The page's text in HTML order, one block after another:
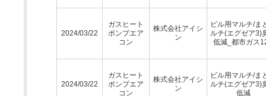
2024/03/22
ガスヒート
ポンプエア
コン
株式会社アイシ
ン
ビル用マルチ/ま
ルチ(エグゼア3)
低減_都市ガス
2024/03/22
ガスヒート
ポンプエア
コン
株式会社アイシ
ン
ビル用マルチ/ま
ルチ(エグゼア3)
低減